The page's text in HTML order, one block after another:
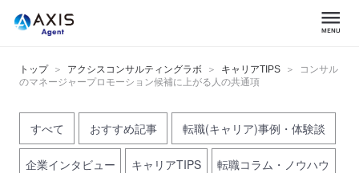
トップ アクシスコンサルティングラボ キャリアTIPS
コンサル
のマネージャープロモーション候補に上がる人の共通項
すべて おすすめ記事 転職(キャリア)事例・体験談
企業インタビュー キャリアTIPS 転職コラム・ノウハウ